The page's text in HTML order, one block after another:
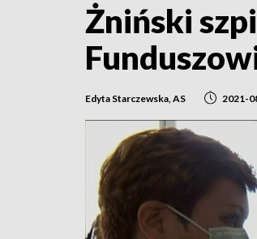
Żniński
Edyta Starczewska, AS 2021-